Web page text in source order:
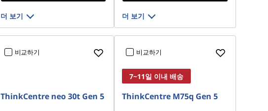
더 보기 더 보기
비교하기
ThinkCentre neo 30t Gen 5
비교하기
7~11일 이내 배송
ThinkCentre M75q Gen 5